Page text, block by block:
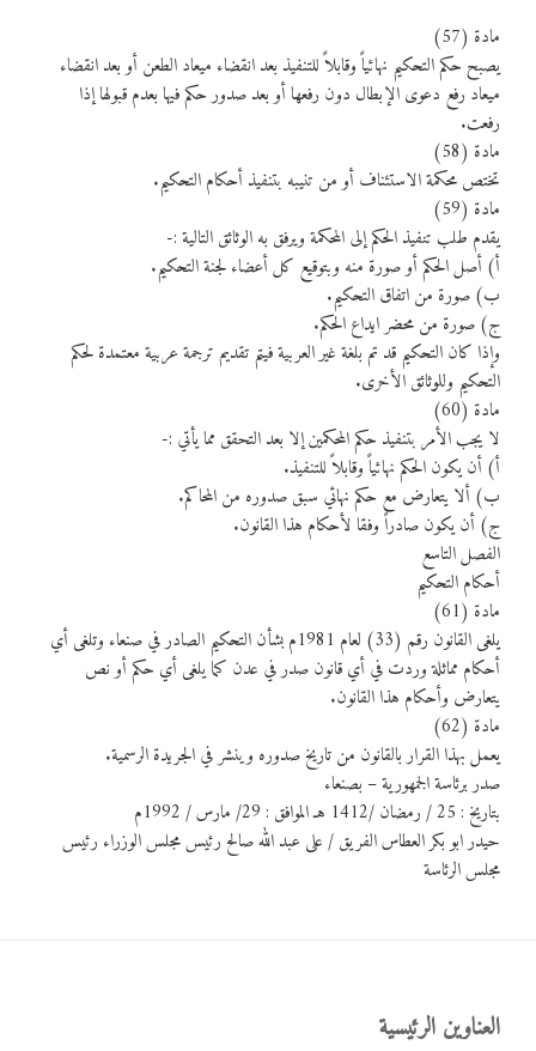
مادة (57)
يصبح حكم التحكيم نهائياً وقابلاً للتنفيذ بعد انقضاء ميعاد الطعن أو بعد انقضاء
ميعاد رفع دعوى الإبطال دون رفعها أو بعد صدور حكم فيها بعدم قبولها إذا
رفعت.
مادة (58)
تختص محكمة الاستئناف أو من تنيبه بتنفيذ أحكام التحكيم.
مادة (59)
يقدم طلب تنفيذ الحكم إلى المحكمة ويرفق به الوثائق التالية :-
أ) أصل الحكم أو صورة منه وبتوقيع كل أعضاء لجنة التحكيم.
ب) صورة من اتفاق التحكيم.
ج) صورة من محضر ايداع الحكم.
وإذا كان التحكيم قد تم بلغة غير العربية فيتم تقديم ترجمة عربية معتمدة لحكم
التحكيم وللوثائق الأخرى.
مادة (60)
لا يجب الأمر بتنفيذ حكم المحكمين إلا بعد التحقق مما يأتي :-
أ) أن يكون الحكم نهائياً وقابلاً للتنفيذ.
ب) ألا يتعارض مع حكم نهائي سبق صدوره من المحاكم.
ج) أن يكون صادراً وفقا لأحكام هذا القانون.
الفصل التاسع
أحكام التحكيم
مادة (61)
يلغى القانون رقم (33) لعام 1981م بشأن التحكيم الصادر في صنعاء وتلغى أي
أحكام مماثلة وردت في أي قانون صدر في عدن كما يلغى أي حكم أو نص
يتعارض وأحكام هذا القانون.
مادة (62)
يعمل بهذا القرار بالقانون من تاريخ صدوره وينشر في الجريدة الرسمية.
صدر برئاسة الجمهورية – بصنعاء
بتاريخ : 25 / رمضان /1412 هـ الموافق : 29/ مارس / 1992م
حيدر ابو بكر العطاس الفريق / على عبد الله صالح رئيس مجلس الوزراء رئيس
مجلس الرئاسة
العناوين الرئيسية